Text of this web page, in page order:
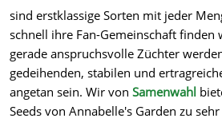
sind erstklassige Sorten mit jeder
schnell ihre Fan-Gemeinschaft finden
gerade anspruchsvolle Züchter
gedeihenden, stabilen und
angetan sein. Wir von Samenwahl
Seeds von Annabelle's Garden zu